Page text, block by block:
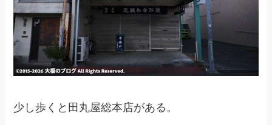
少し歩くと田丸屋総本店がある。